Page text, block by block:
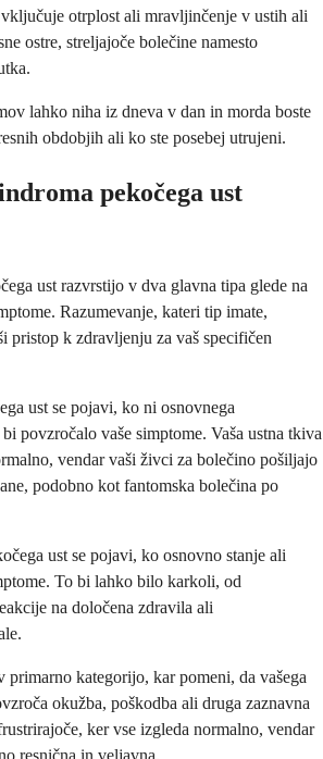
otrplost ali mravljinčenje v ustih ali
ostre, streljajoče bolečine namesto
lahko niha iz dneva v dan in morda boste
obdobjih ali ko ste posebej utrujeni.
pekočega ust
ust razvrstijo v dva glavna tipa glede na
Razumevanje, kateri tip imate,
pristop k zdravljenju za vaš specifičen
ust se pojavi, ko ni osnovnega
povzročalo vaše simptome. Vaša ustna tkiva
vendar vaši živci za bolečino pošiljajo
podobno kot fantomska bolečina po
ust se pojavi, ko osnovno stanje ali
To bi lahko bilo karkoli, od
na določena zdravila ali
primarno kategorijo, kar pomeni, da vašega
okužba, poškodba ali druga zaznavna
ker vse izgleda normalno, vendar
resnična in veljavna.